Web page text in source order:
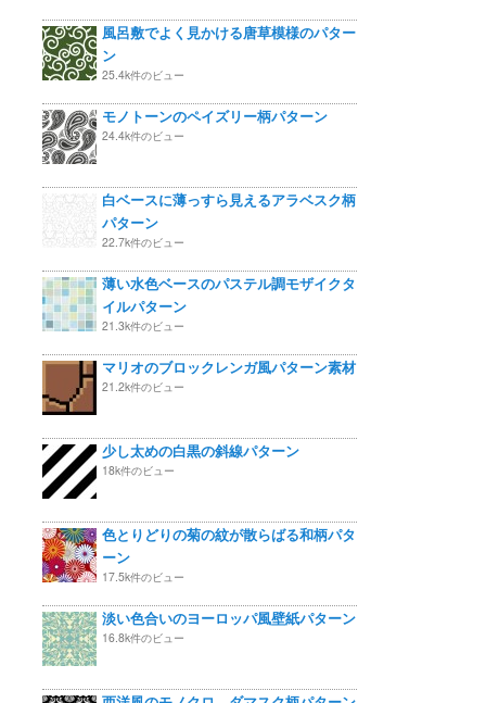
風呂敷でよく見かける唐草模様のパター
ン
25.4k件のビュー
モノトーンのペイズリー柄パターン
24.4k件のビュー
白ベースに薄っすら見えるアラベスク柄
パターン
22.7k件のビュー
薄い水色ベースのパステル調モザイクタ
イルパターン
21.3k件のビュー
マリオのブロックレンガ風パターン素材
21.2k件のビュー
少し太めの白黒の斜線パターン
18k件のビュー
色とりどりの菊の紋が散らばる和柄パタ
ーン
17.5k件のビュー
淡い色合いのヨーロッパ風壁紙パターン
16.8k件のビュー